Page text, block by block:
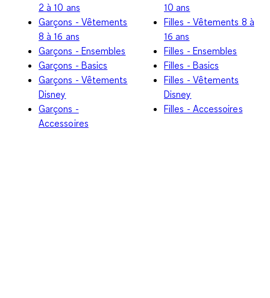
2 à 10 ans
Garçons - Vêtements
8 à 16 ans
Garçons - Ensembles
Garçons - Basics
Garçons - Vêtements
Disney
Garçons -
Accessoires
10 ans
Filles - Vêtements 8 à
16 ans
Filles - Ensembles
Filles - Basics
Filles - Vêtements
Disney
Filles - Accessoires